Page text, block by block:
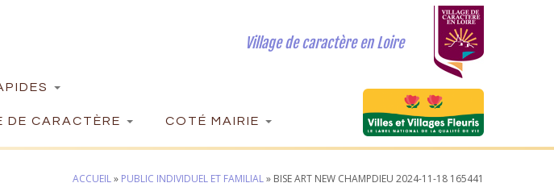
Village de caractère en Loire
DE CARACTÈRE COTÉ MAIRIE
ACCUEIL» PUBLIC INDIVIDUEL ET FAMILIAL» BISE ART NEW CHAMPDIEU 2024-11-18 165441